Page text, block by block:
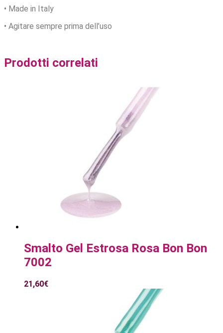
• Made in Italy
• Agitare sempre prima dell’uso
Prodotti correlati
Smalto Gel Estrosa Rosa Bon Bon
7002
21,60€